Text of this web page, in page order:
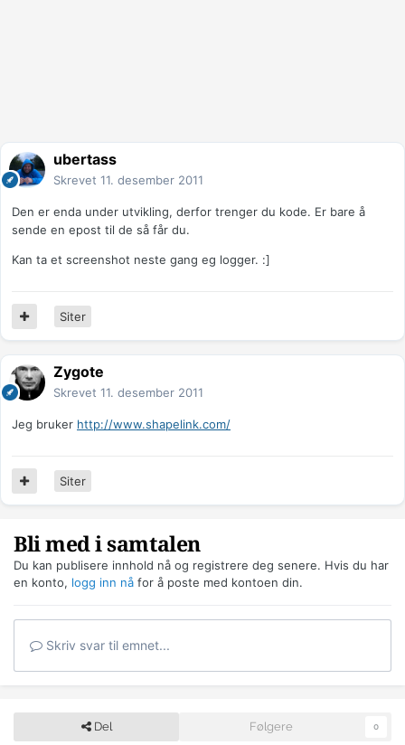
ubertass
Skrevet 11. desember 2011
Den er enda under utvikling, derfor trenger du kode. Er bare å
sende en epost til de så får du.
Kan ta et screenshot neste gang eg logger. :]
Siter
Zygote
Skrevet 11. desember 2011
Jeg bruker http://www.shapelink.com/
Siter
Bli med i samtalen
Du kan publisere innhold nå og registrere deg senere. Hvis du har
en konto, logg inn nå for å poste med kontoen din.
Skriv svar til emnet...
Del Følgere 0